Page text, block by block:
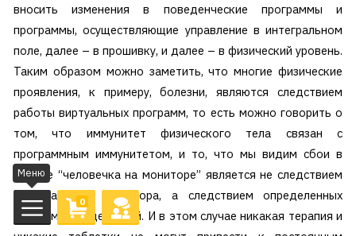
вносить изменения в поведенческие программы и
программы, осуществляющие управление в интегральном
поле, далее – в прошивку, и далее – в физический уровень.
Таким образом можно заметить, что многие физические
проявления, к примеру, болезни, являются следствием
работы виртуальных программ, то есть можно говорить о
том, что иммунитет физического тела связан с
программным иммунитетом, и то, что мы видим сбои в
работе “человечка на мониторе” является не следствием
неисправности монитора, а следствием определенных
программных действий. И в этом случае никакая терапия и
Меню
0